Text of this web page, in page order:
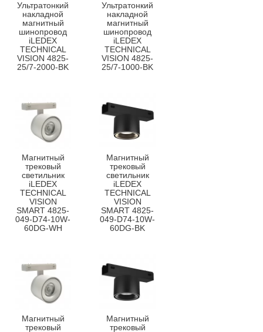
Ультратонкий
накладной
магнитный
шинопровод
iLEDEX
TECHNICAL
VISION 4825-
25/7-2000-BK
Ультратонкий
накладной
магнитный
шинопровод
iLEDEX
TECHNICAL
VISION 4825-
25/7-1000-BK
Магнитный
трековый
светильник
iLEDEX
TECHNICAL
VISION
SMART 4825-
049-D74-10W-
60DG-WH
Магнитный
трековый
светильник
iLEDEX
TECHNICAL
VISION
SMART 4825-
049-D74-10W-
60DG-BK
Магнитный
трековый
Магнитный
трековый